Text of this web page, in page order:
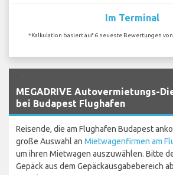
Im Terminal
*Kalkulation basiert auf 6 neueste Bewertungen
MEGADRIVE Autovermietungs-
bei Budapest Flughafen
Reisende, die am Flughafen Budapest
große Auswahl an Mietwagenfirmen am
um ihren Mietwagen auszuwählen. Bitte
Gepäck aus dem Gepäckausgabebereich